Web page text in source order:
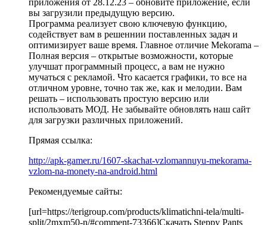
вы загрузили предыдущую версию.
Программа реализует свою ключевую функцию,
содействует вам в решеннии поставленных задач и
оптимизирует ваше время. Главное отличие Mekorama –
Полная версия – открытые возможности, которые
улучшат программный процесс, а вам не нужно
мучаться с рекламой. Что касается графики, то все на
отличном уровне, точно так же, как и мелодии. Вам
решать – использовать простую версию или
использовать МОД. Не забывайте обновлять наш сайт
для загрузки различных приложений.
Прямая ссылка:
http://apk-gamer.ru/1607-skachat-vzlomannuyu-mekorama-
vzlom-na-monety-na-android.html
Рекомендуемые сайты:
[url=https://terigroup.com/products/klimatichni-tela/multi-
split/2mxm50-n/#comment-73366]Скачать Steppy Pants